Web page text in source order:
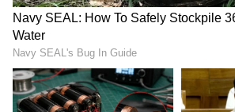
ರಾಜ್ಯ ಮಹಿಳಾ ಆಯೋಗವನ್ನು ಸಶಕ್ತ
ದೇಶದಲ್ಲಿ ಕರ್ನಾಟಕವೇ ಮೇಲ್ಪಂಕ್ತಿ
ಆಯೋಗವನ್ನು ಹಲ್ಲಿಲ್ಲದ ಹಾವಿನಂತೆ,
ಸೇನಾನಿಯಂತೆ ಮಾಡಬಾರದು ಎಂದು